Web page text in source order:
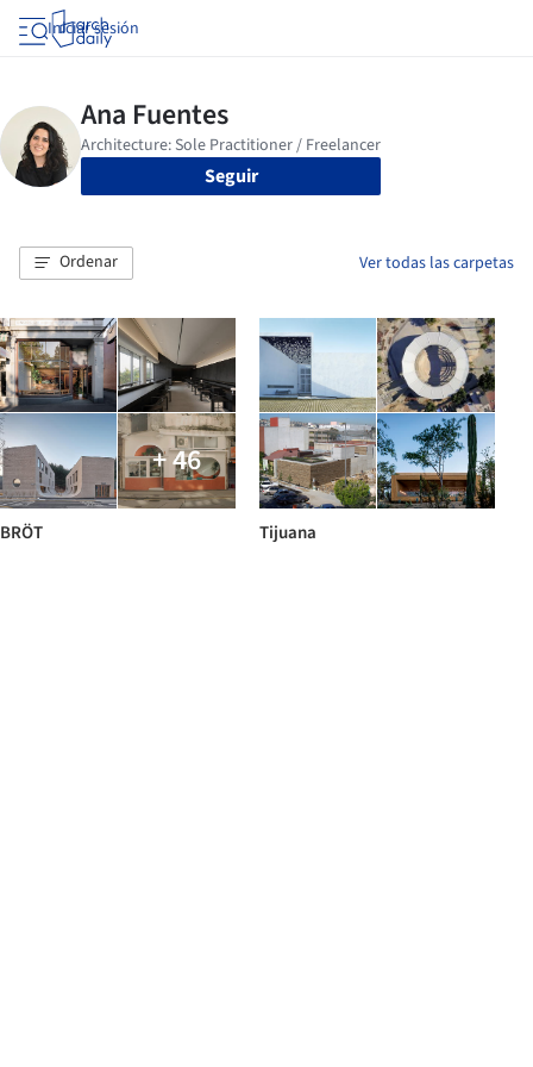
Iniciar sesión
Seguir
Ordenar Ver todas las carpetas
+ 46
BRÖT Tijuana